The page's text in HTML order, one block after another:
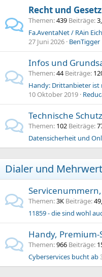
Recht und Gesetz
Themen 439 Beiträge
27 Juni 2026 BenTigger
Infos und
Themen 44 Beiträge
Handy: Drittanbieter
10 Oktober 2019
Technische
Themen 102 Beiträge
Datensicherheit und
Dialer und
Themen 3K Beiträge
11859 - die sind wohl
Handy, Premium-
Themen 966 Beiträge
Cyberservices bucht ab